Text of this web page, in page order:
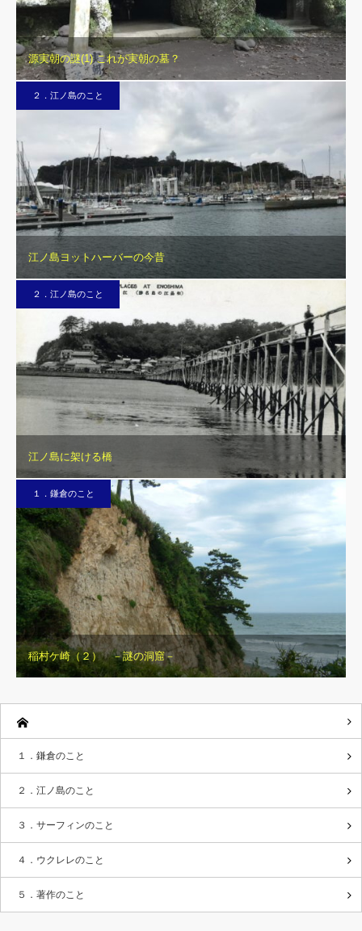
源実朝の謎(1) これが実朝の墓？
２．江ノ島のこと
江ノ島ヨットハーバーの今昔
２．江ノ島のこと
江ノ島に架ける橋
１．鎌倉のこと
稲村ケ崎（２） －謎の洞窟－
１．鎌倉のこと
２．江ノ島のこと
３．サーフィンのこと
４．ウクレレのこと
５．著作のこと